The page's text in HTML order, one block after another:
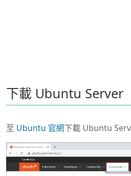
下載 Ubuntu Server
至 Ubuntu 官網下載 Ubuntu